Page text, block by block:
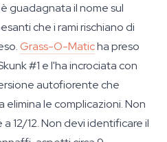
guadagnata il nome sul
che i rami rischiano di
Grass-O-Maticha preso
#1 e l'ha incrociata con
autofiorente che
le complicazioni. Non
12/12. Non devi identificare il